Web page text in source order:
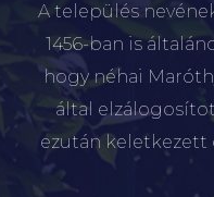
A település
1456-ban is
hogy néhai
által
ezután keletkezett